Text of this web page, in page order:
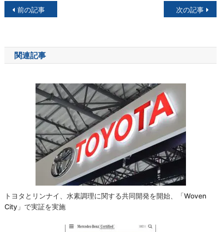
投
ナ
ビ
前の記事 次の記事
関連記事
トヨタとリンナイ、水素調理に関する共同開発を開始、「Woven
City」で実証を実施